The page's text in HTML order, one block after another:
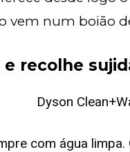
vem num boião
recolhe
com água